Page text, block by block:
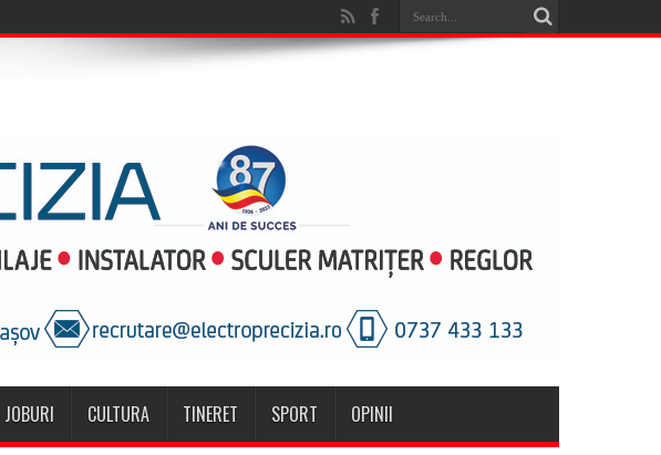
JOBURI CULTURA TINERET SPORT OPINII